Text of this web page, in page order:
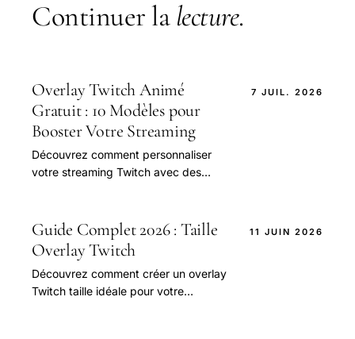
Continuer la lecture.
Overlay Twitch Animé
Gratuit : 10 Modèles pour
Booster Votre Streaming
Découvrez comment personnaliser
votre streaming Twitch avec des
améliorer votre expérience de
streaming et augmenter vos abonnés.
Téléchargez-les maintenant et
commencez à streamer comme un pro
!
7 JUIL. 2026
Guide Complet 2026 : Taille
Overlay Twitch
Découvrez comment créer un overlay
Twitch taille idéale pour votre
11 JUIN 2026